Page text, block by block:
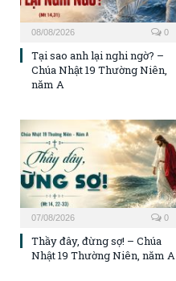
08/08/2026 0
Tại sao anh lại nghi ngờ? –
Chúa Nhật 19 Thường Niên,
năm A
07/08/2026 0
Thầy đây, đừng sợ! – Chúa
Nhật 19 Thường Niên, năm A